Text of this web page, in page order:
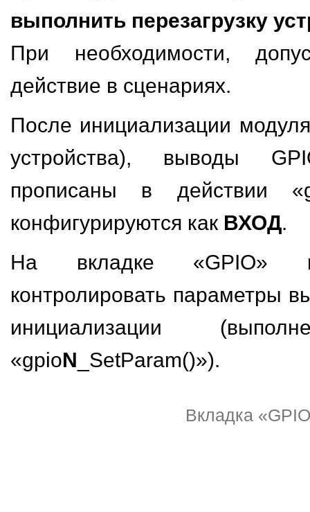
выполнить перезагрузку
При необходимости,
действие в сценариях.
После инициализации
устройства), выводы
прописаны в действии
конфигурируются как ВХОД.
На вкладке
контролировать параметры
инициализации
«gpioN _SetParam()»).
Вкладка